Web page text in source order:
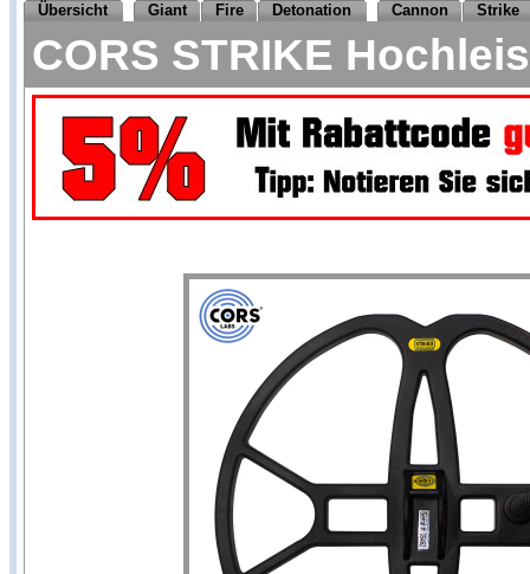
Übersicht
Giant Fire Detonation Cannon Strike
CORS STRIKE